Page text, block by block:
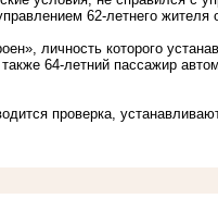
62-летнего жителя
личность которого
64-летний пассажир
проверка,